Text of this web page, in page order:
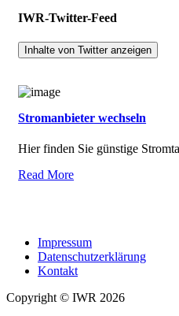
IWR-Twitter-Feed
Inhalte von Twitter anzeigen
Stromanbieter wechseln
Hier finden Sie günstige
Read More
Impressum
Datenschutzerklärung
Kontakt
Copyright © IWR 2026